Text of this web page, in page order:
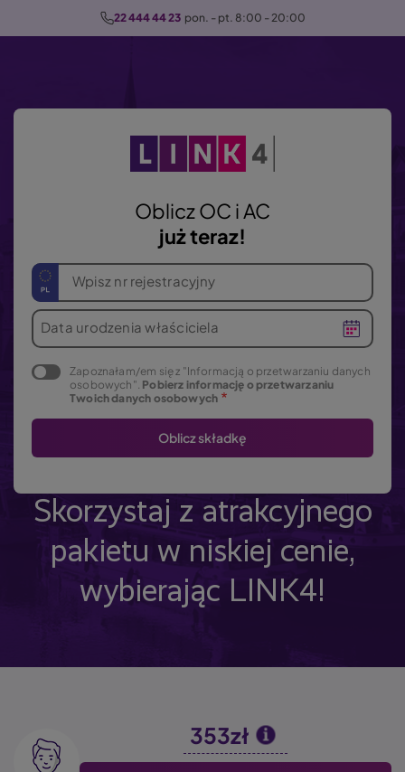
r
22 444 44 23 pon. - pt. 8:00 - 20:00
Oblicz OC i AC
już teraz!
Wpisz nr rejestracyjny
Data urodzenia właściciela
Zapoznałam/em się z "Informacją o przetwarzaniu danych
osobowych". Pobierz informację o przetwarzaniu
Twoich danych osobowych
Skorzystaj z atrakcyjnego
pakietu w niskiej cenie,
wybierając LINK4!
Image 353zł